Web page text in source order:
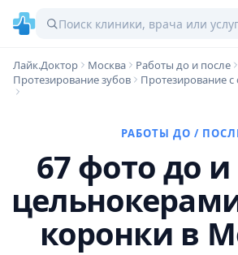
Лайк.Доктор Москва Работы до и после
Протезирование зубов
Протезирование
РАБОТЫ ДО /
67 фото до и
коронки в